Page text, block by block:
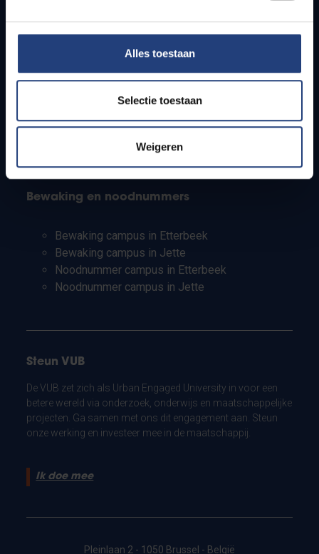
Alles toestaan
Selectie toestaan
Weigeren
Studenten
PhD-studenten
Leerkrachten en secundaire scholen
Bewaking en noodnummers
Bewaking campus in Etterbeek
Bewaking campus in Jette
Noodnummer campus in Etterbeek
Noodnummer campus in Jette
Steun VUB
De VUB zet zich als Urban Engaged University in voor een
betere wereld via onderzoek, onderwijs en maatschappelijke
projecten. Ga samen met ons dit engagement aan. Steun
onze werking en investeer mee in de maatschappij.
Ik doe mee
Pleinlaan 2 - 1050 Brussel - België